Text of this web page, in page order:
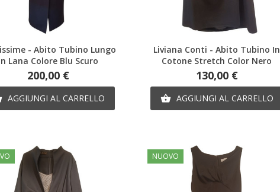
Anteprima
- Abito Tubino Lungo
Lana Colore Blu Scuro
Prezzo
200,00 €
AGGIUNGI AL CARRELLO
Anteprima
Liviana Conti - Abito Tubino In
Cotone Stretch Color Nero
Prezzo
130,00 €
 AGGIUNGI AL CARRELLO
NUOVO